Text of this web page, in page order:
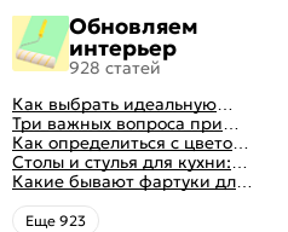
Обновляем
интерьер
928 статей
Как выбрать идеальную
планировку для кухни
Три важных вопроса при
выборе кухни: готовка,
посуда, комфорт
Как определиться с цветом
кухни: светлые, темные,
яркие
Столы и стулья для кухни:
советы по выбору
Какие бывают фартуки для
кухни: как правильно
выбрать
Eще 923